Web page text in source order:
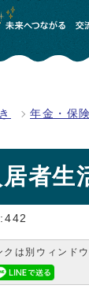
年金・保険
者生
は別ウィンド